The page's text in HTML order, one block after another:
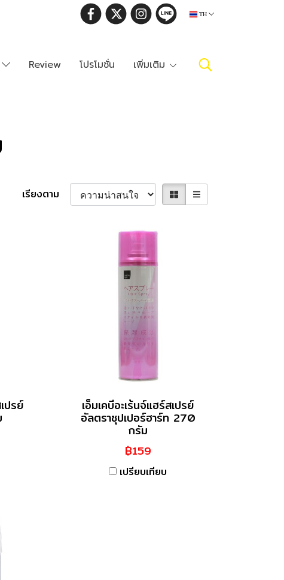
TH
Review โปรโมชั่น เพิ่มเติม
เรียงตาม
ปรย์ เอ็มเคบีอะเร้นจ์แฮร์สเปรย์
อัลตราซุปเปอร์ฮาร์ท 270
กรัม
฿159
เปรียบเทียบ